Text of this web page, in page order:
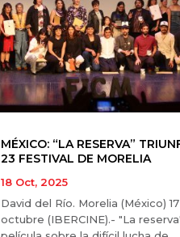
MÉXICO: “LA RESERVA”
23 FESTIVAL DE MORELIA
18 Oct, 2025
David del Río. Morelia (México)
octubre (IBERCINE).- "La